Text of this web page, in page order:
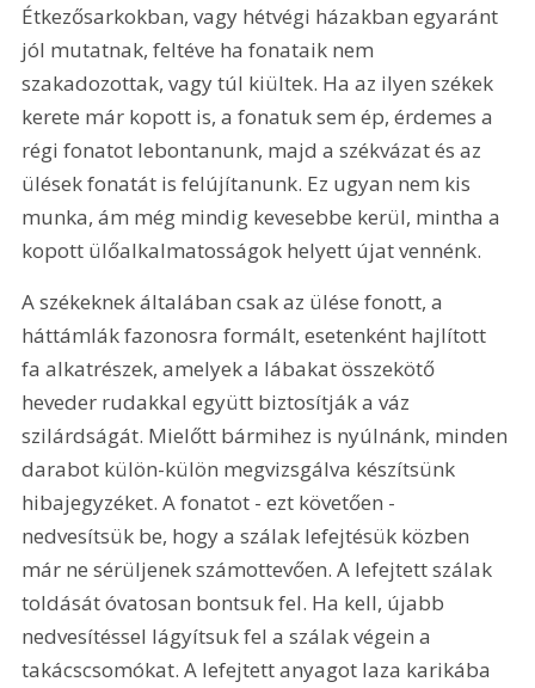
Étkezősarkokban, vagy hétvégi házakban egyaránt
jól mutatnak, feltéve ha fonataik nem
szakadozottak, vagy túl kiültek. Ha az ilyen székek
kerete már kopott is, a fonatuk sem ép, érdemes a
régi fonatot lebontanunk, majd a székvázat és az
ülések fonatát is felújítanunk. Ez ugyan nem kis
munka, ám még mindig kevesebbe kerül, mintha a
kopott ülőalkalmatosságok helyett újat vennénk.
A székeknek általában csak az ülése fonott, a
háttámlák fazonosra formált, esetenként hajlított
fa alkatrészek, amelyek a lábakat összekötő
heveder rudakkal együtt biztosítják a váz
szilárdságát. Mielőtt bármihez is nyúlnánk, minden
darabot külön-külön megvizsgálva készítsünk
hibajegyzéket. A fonatot - ezt követően -
nedvesítsük be, hogy a szálak lefejtésük közben
már ne sérüljenek számottevően. A lefejtett szálak
toldását óvatosan bontsuk fel. Ha kell, újabb
nedvesítéssel lágyítsuk fel a szálak végein a
takácscsomókat. A lefejtett anyagot laza karikába